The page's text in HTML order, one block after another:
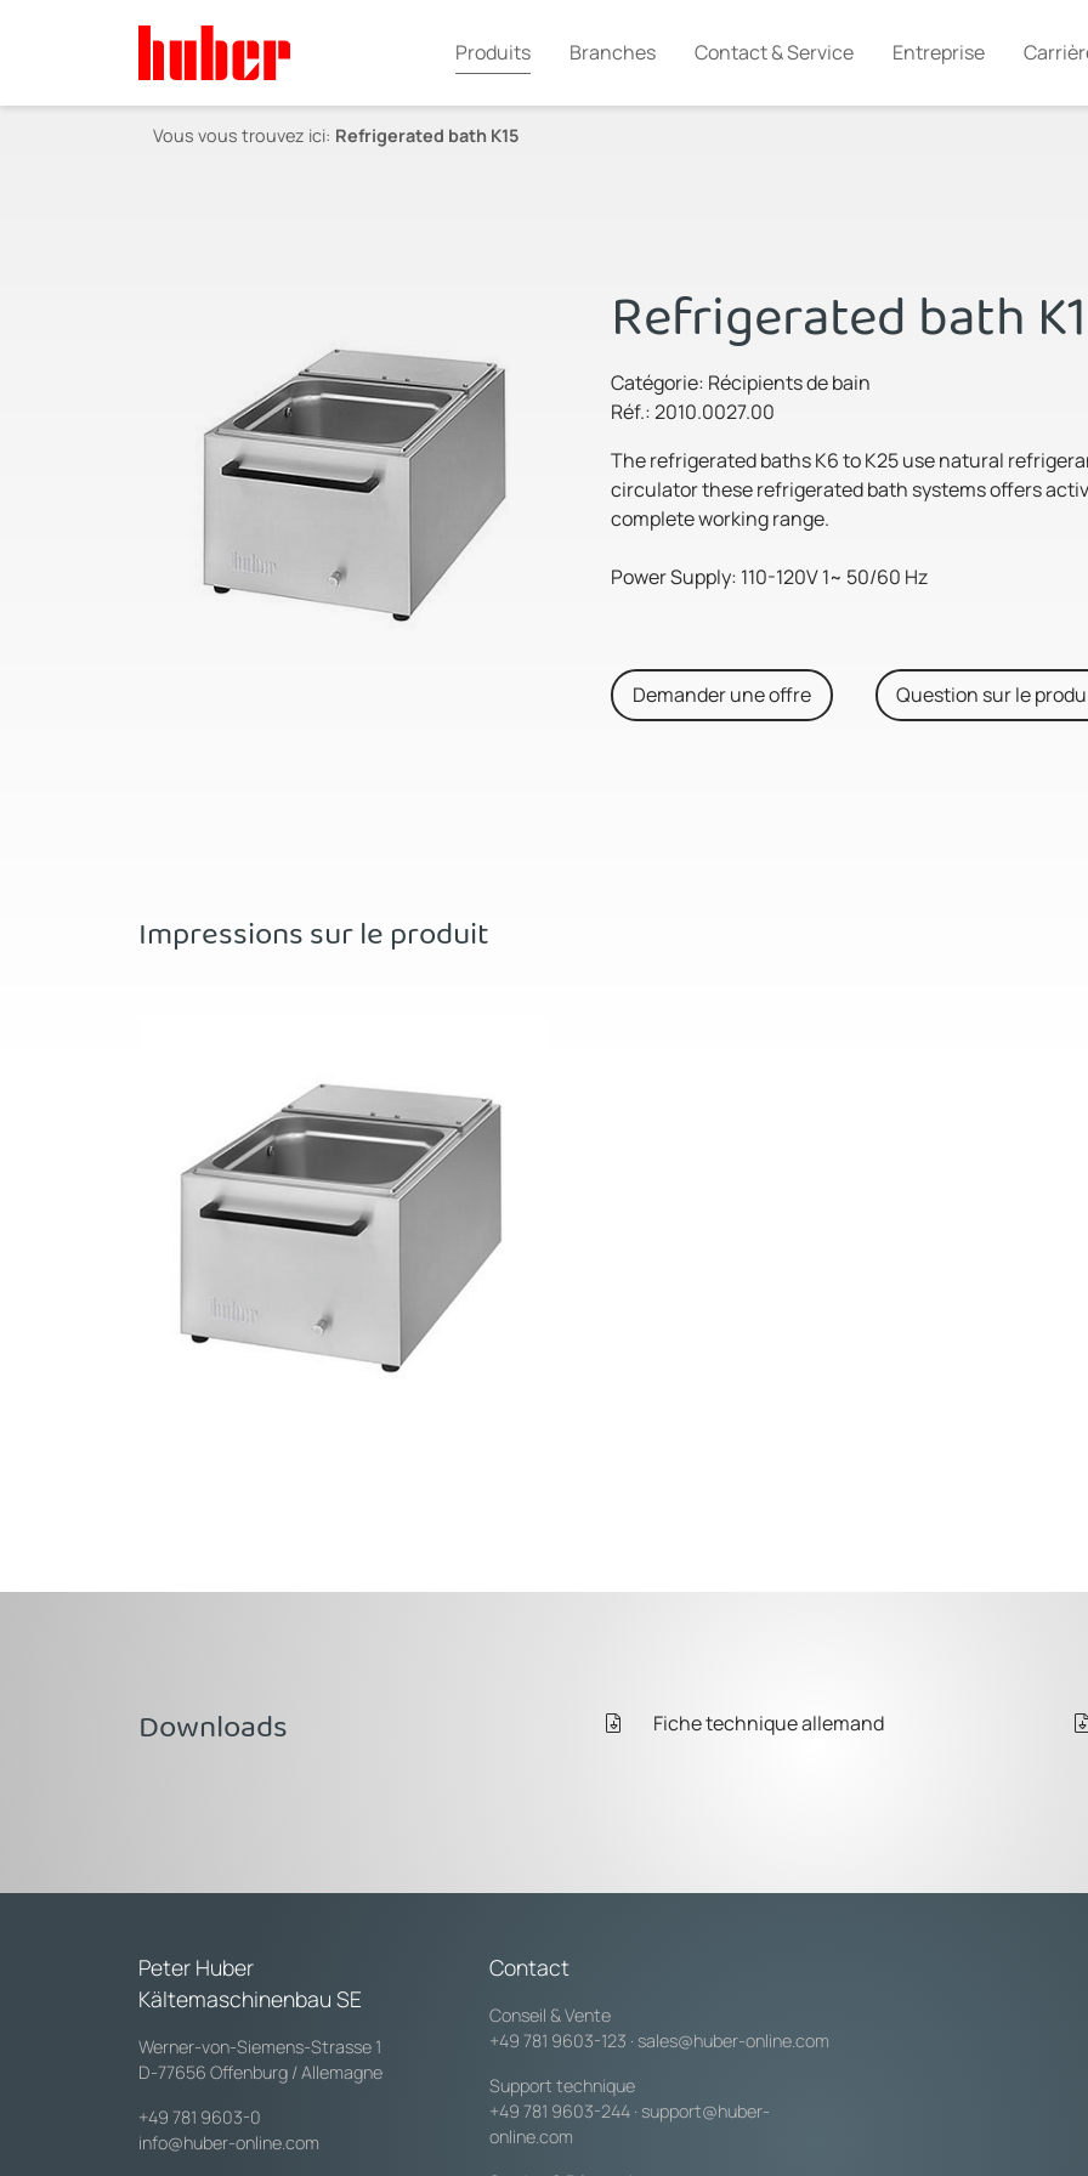
Produits Branches Contact & Service Entreprise
Vous vous trouvez ici: Refrigerated bath K15
Refrigerated bath
Catégorie: Récipients de bain
Réf.: 2010.0027.00
The refrigerated baths K6 to K25 use natural
circulator these refrigerated bath systems offers
complete working range.
Power Supply: 110-120V 1~ 50/60 Hz
Demander une offre Question sur le
Impressions sur le produit
Downloads Fiche technique allemand
Peter Huber
Kältemaschinenbau SE
Werner-von-Siemens-Strasse 1
D-77656 Offenburg / Allemagne
+49 781 9603-0
info@huber-online.com
Contact
Conseil & Vente
+49 781 9603-123 · sales@huber-online.com
Support technique
+49 781 9603-244 · support@huber-
online.com